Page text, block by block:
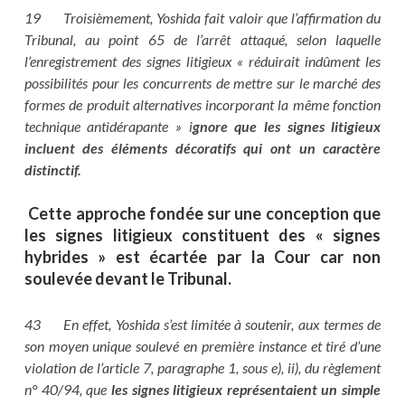
19 Troisièmement, Yoshida fait valoir que l’affirmation du
Tribunal, au point 65 de l’arrêt attaqué, selon laquelle
l’enregistrement des signes litigieux « réduirait indûment les
possibilités pour les concurrents de mettre sur le marché des
formes de produit alternatives incorporant la même fonction
technique antidérapante » ignore que les signes litigieux
incluent des éléments décoratifs qui ont un caractère
distinctif.
Cette approche fondée sur une conception que
les signes litigieux constituent des « signes
hybrides » est écartée par la Cour car non
soulevée devant le Tribunal.
43 En effet, Yoshida s’est limitée à soutenir, aux termes de
son moyen unique soulevé en première instance et tiré d’une
violation de l’article 7, paragraphe 1, sous e), ii), du règlement
n° 40/94, que les signes litigieux représentaient un simple